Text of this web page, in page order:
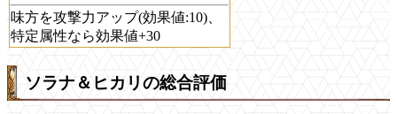
味方を攻撃力アップ(効果値:10)、
特定属性なら効果値+30
ソラナ＆ヒカリの総合評価